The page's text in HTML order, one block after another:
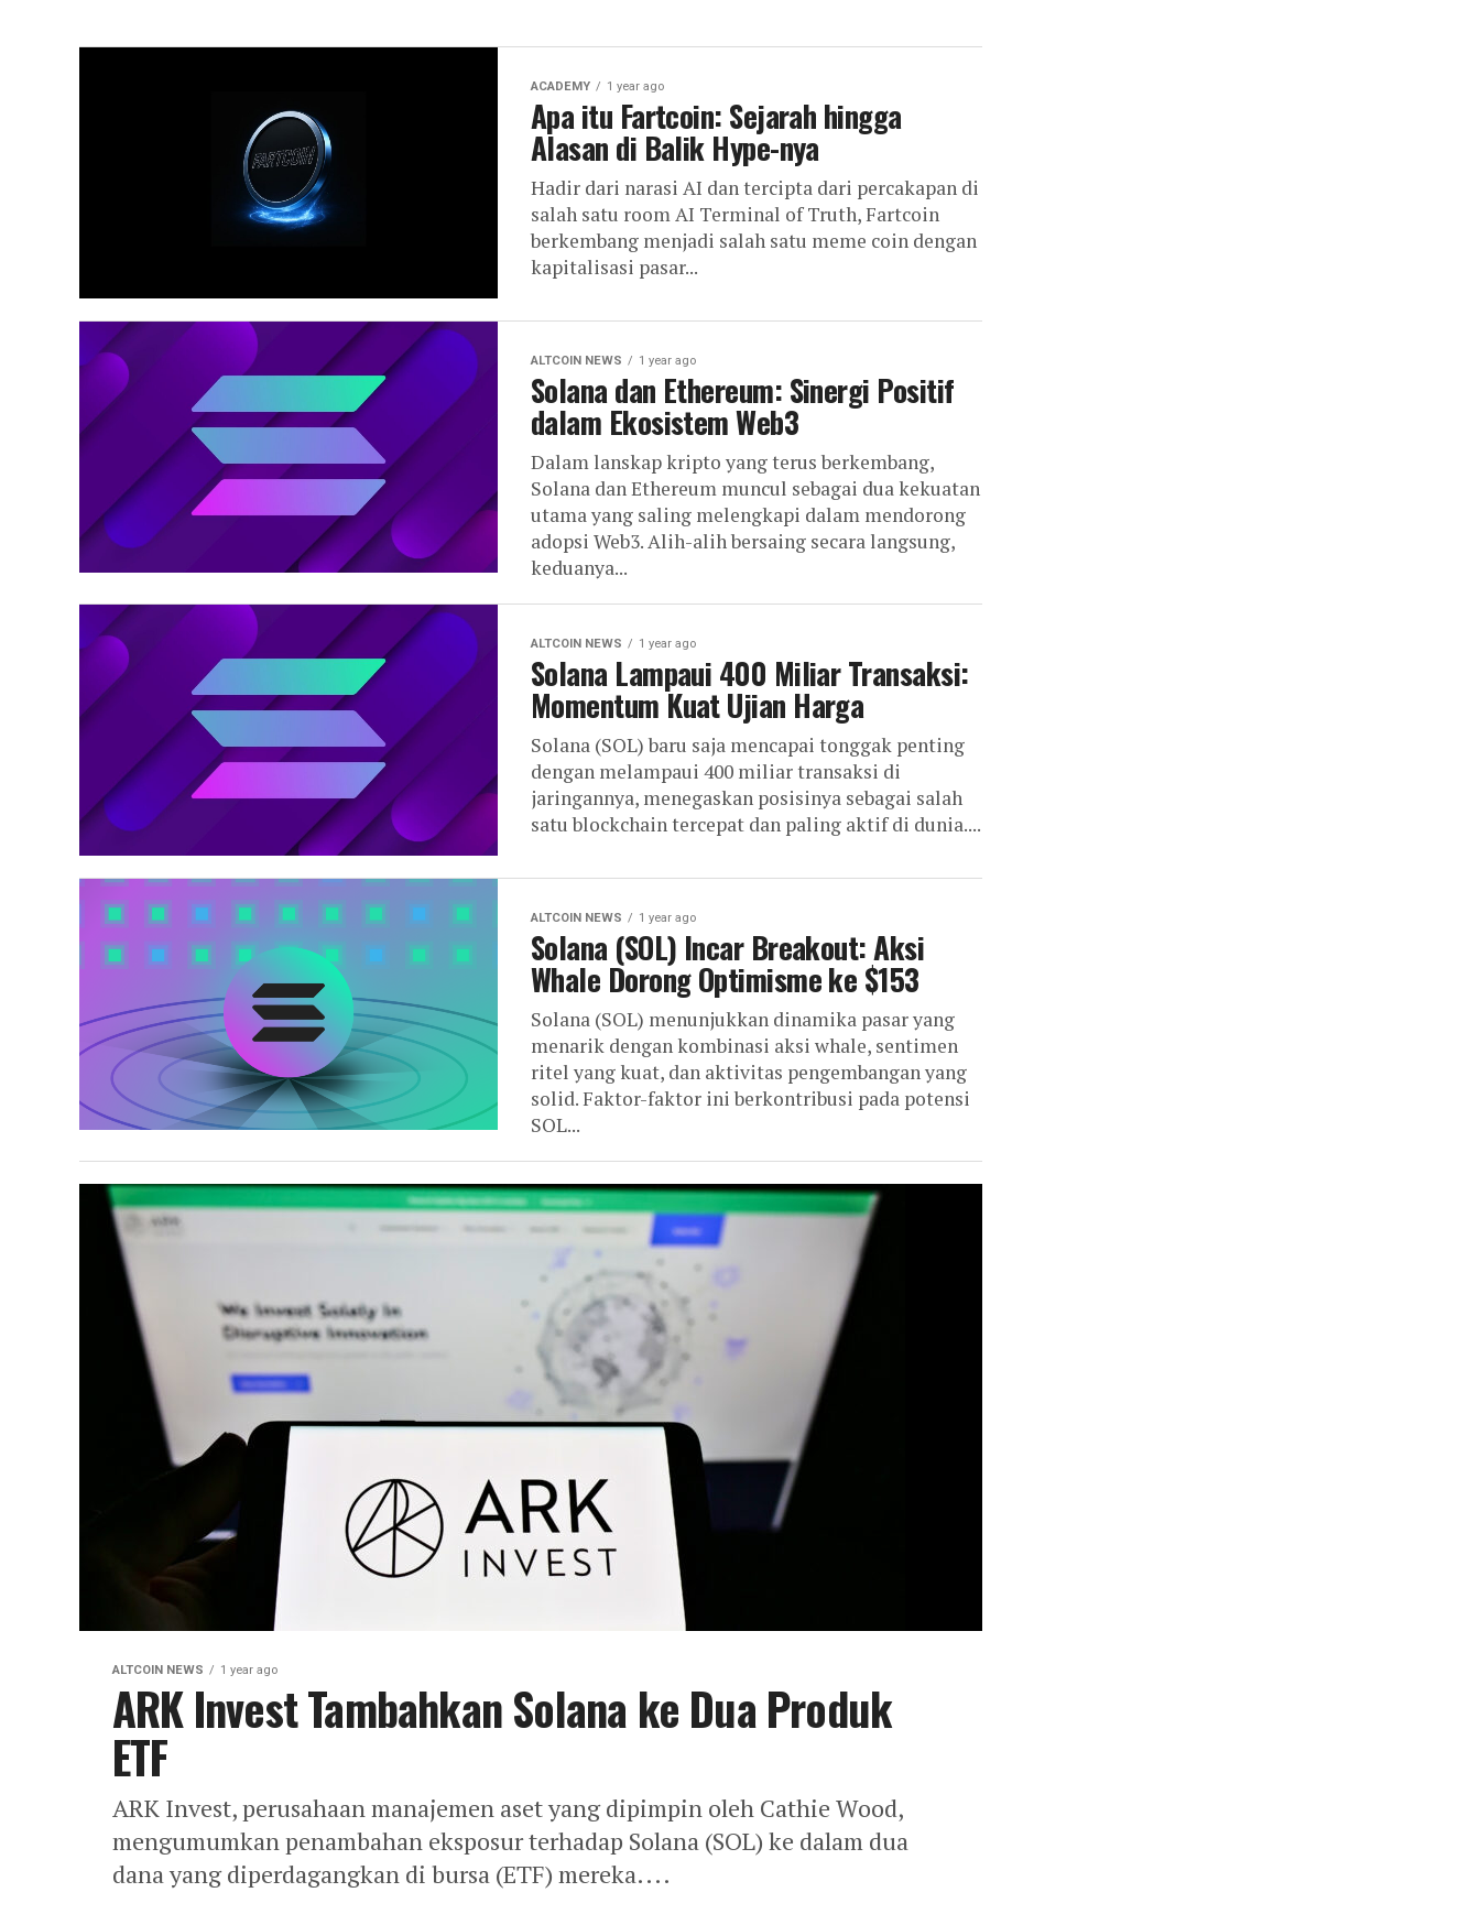
ACADEMY 1 year ago
Apa itu Fartcoin: Sejarah hingga
Alasan di Balik Hype-nya
Hadir dari narasi AI dan tercipta dari percakapan di
salah satu room AI Terminal of Truth, Fartcoin
berkembang menjadi salah satu meme coin dengan
kapitalisasi pasar...
ALTCOIN NEWS 1 year ago
Solana dan Ethereum: Sinergi Positif
dalam Ekosistem Web3
Dalam lanskap kripto yang terus berkembang,
Solana dan Ethereum muncul sebagai dua kekuatan
utama yang saling melengkapi dalam mendorong
adopsi Web3. Alih-alih bersaing secara langsung,
keduanya...
ALTCOIN NEWS 1 year ago
Solana Lampaui 400 Miliar Transaksi:
Momentum Kuat Ujian Harga
Solana (SOL) baru saja mencapai tonggak penting
dengan melampaui 400 miliar transaksi di
jaringannya, menegaskan posisinya sebagai salah
satu blockchain tercepat dan paling aktif di dunia....
ALTCOIN NEWS 1 year ago
Solana (SOL) Incar Breakout: Aksi
Whale Dorong Optimisme ke $153
Solana (SOL) menunjukkan dinamika pasar yang
menarik dengan kombinasi aksi whale, sentimen
ritel yang kuat, dan aktivitas pengembangan yang
solid. Faktor-faktor ini berkontribusi pada potensi
SOL...
ALTCOIN NEWS 1 year ago
ARK Invest Tambahkan Solana ke Dua Produk
ETF
ARK Invest, perusahaan manajemen aset yang dipimpin oleh Cathie Wood,
mengumumkan penambahan eksposur terhadap Solana (SOL) ke dalam dua
dana yang diperdagangkan di bursa (ETF) mereka....